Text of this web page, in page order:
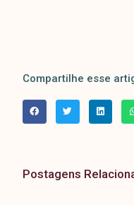
Compartilhe esse
Postagens